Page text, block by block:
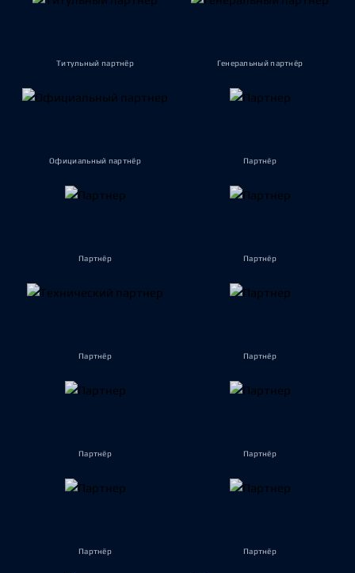
Титульный партнёр Генеральный партнёр
Официальный партнёр Партнёр
Партнёр Партнёр
Партнёр Партнёр
Партнёр Партнёр
Партнёр Партнёр